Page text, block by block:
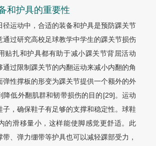
和护具的重要性
径运动中，合适的装备和护具是预防踝关节
通过研究高校足球教学中学生的踝关节损伤
贴扎和护具都有助于减小踝关节背屈活动
通过限制踝关节的内翻运动来减小内翻的角
弹性撑板的形变为踝关节提供一个额外的外
降低外翻肌群和韧带损伤的目的[29]。运动
子，确保鞋子有足够的支撑和稳定性。球鞋
的滑移量小，这样能使脚感觉更舒适。此
、弹力绷带等护具也可以减轻踝部受力，